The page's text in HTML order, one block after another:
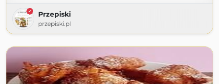
Przepiski
przepiski.pl